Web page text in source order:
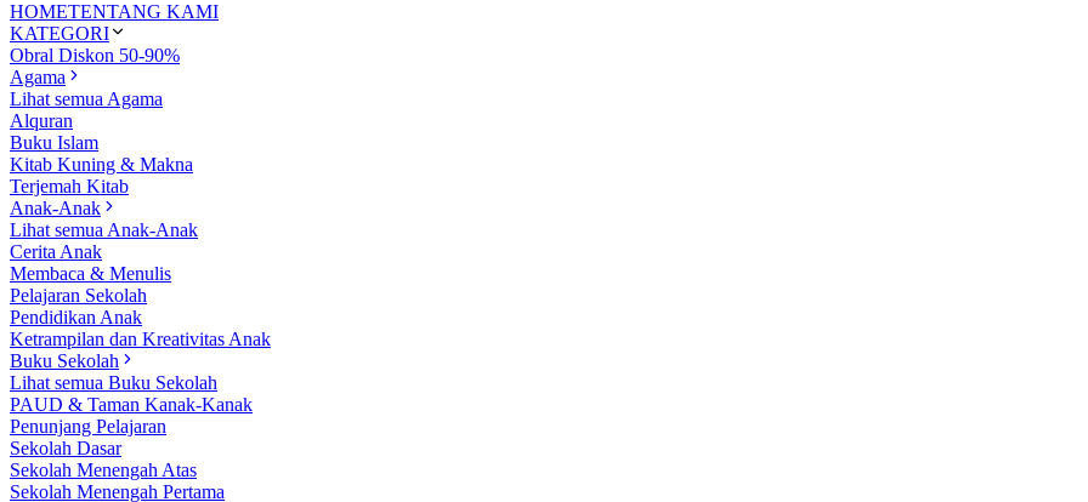
HOMETENTANG KAMI
KATEGORI
Obral Diskon 50-90%
Agama
Lihat semua Agama
Alquran
Buku Islam
Kitab Kuning & Makna
Terjemah Kitab
Anak-Anak
Lihat semua Anak-Anak
Cerita Anak
Membaca & Menulis
Pelajaran Sekolah
Pendidikan Anak
Ketrampilan dan Kreativitas Anak
Buku Sekolah
Lihat semua Buku Sekolah
PAUD & Taman Kanak-Kanak
Penunjang Pelajaran
Sekolah Dasar
Sekolah Menengah Atas
Sekolah Menengah Pertama